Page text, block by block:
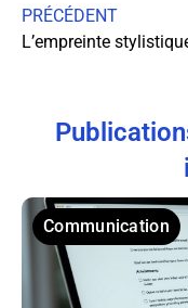
PRÉCÉDENT
Communication